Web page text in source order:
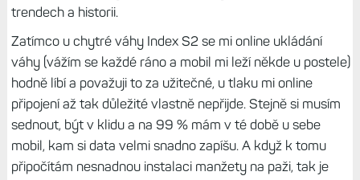
trendech a historii.
Zatímco u chytré váhy Index S2 se mi online ukládání
váhy (vážím se každé ráno a mobil mi leží někde u postele)
hodně líbí a považuji to za užitečné, u tlaku mi online
připojení až tak důležité vlastně nepřijde. Stejně si musím
sednout, být v klidu a na 99 % mám v té době u sebe
mobil, kam si data velmi snadno zapíšu. A když k tomu
připočítám nesnadnou instalaci manžety na paži, tak je